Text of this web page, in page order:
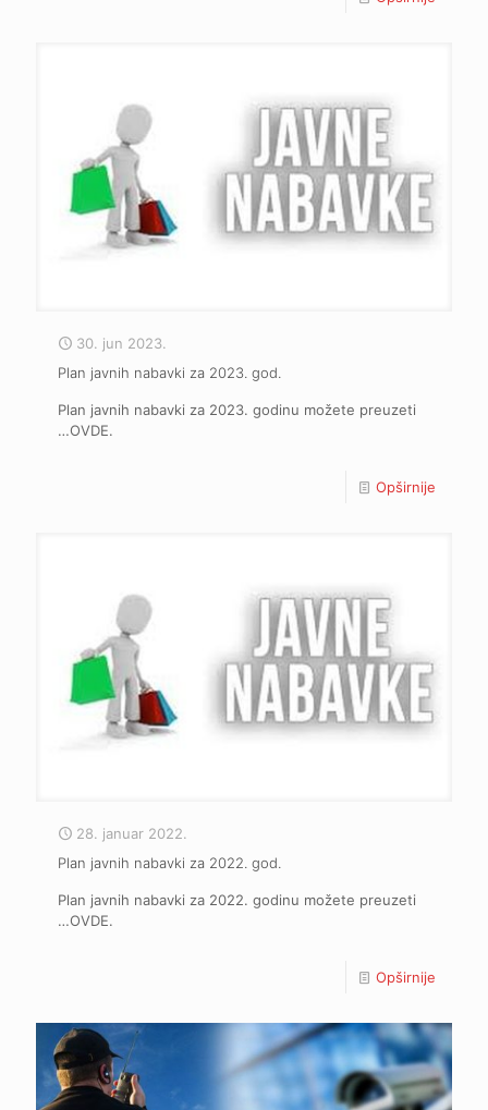
30. jun 2023.
Plan javnih nabavki za 2023. god.
Plan javnih nabavki za 2023. godinu možete preuzeti
…OVDE.
Opširnije
28. januar 2022.
Plan javnih nabavki za 2022. god.
Plan javnih nabavki za 2022. godinu možete preuzeti
…OVDE.
Opširnije